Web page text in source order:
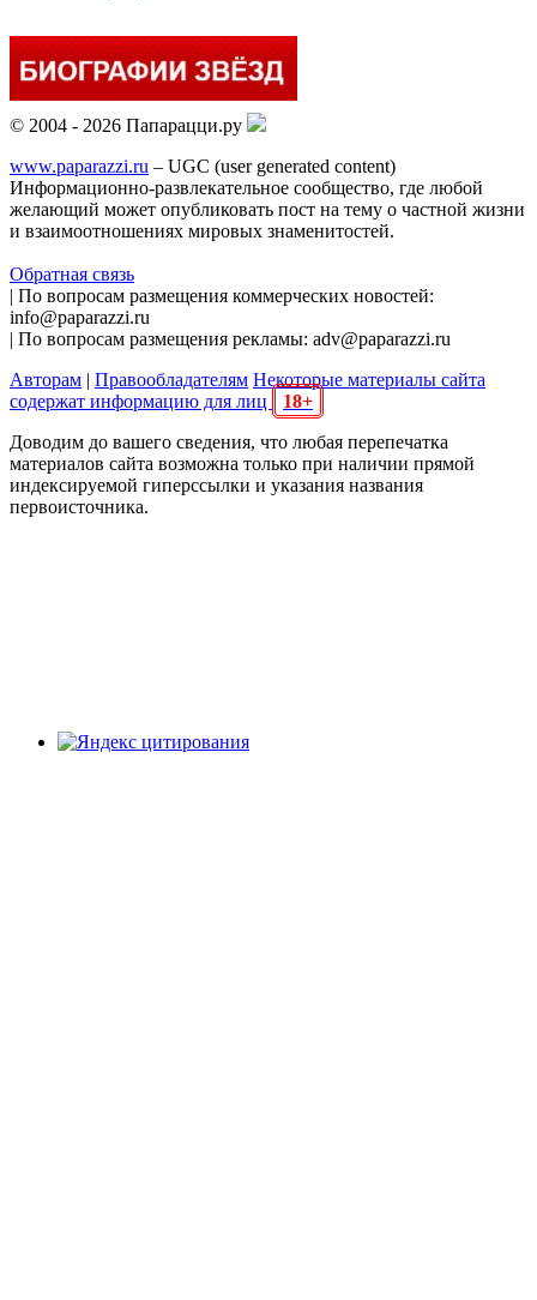
© 2004 - 2026 Папарацци.ру
www.paparazzi.ru – UGC (user generated content)
Информационно-развлекательное сообщество, где любой
желающий может опубликовать пост на тему о частной жизни
и взаимоотношениях мировых знаменитостей.
Обратная связь
| По вопросам размещения коммерческих новостей:
info@paparazzi.ru
| По вопросам размещения рекламы: adv@paparazzi.ru
Авторам | Правообладателям Некоторые материалы сайта
содержат информацию для лиц
18+
Доводим до вашего сведения, что любая перепечатка
материалов сайта возможна только при наличии прямой
индексируемой гиперссылки и указания названия
первоисточника.